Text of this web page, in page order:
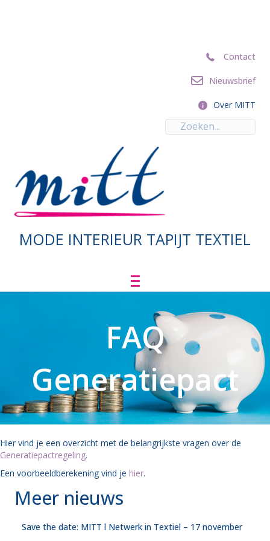
ContactContact
Nieuwsbrief
Nieuwsbrief
Over MITT
Over MITT
MODE INTERIEUR TAPIJT TEXTIEL
FAQ
Generatiepact
Hier vind je een overzicht met de belangrijkste vragen over de
Generatiepactregeling.
Een voorbeeldberekening vind je hier.
Meer nieuws
Save the date: MITT l Netwerk in Textiel – 17 november